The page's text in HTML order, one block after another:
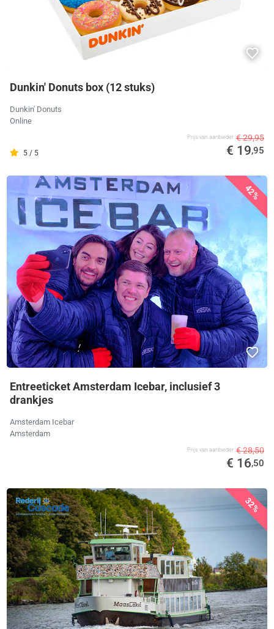
Dunkin' Donuts box (12 stuks)
Dunkin' Donuts
Online
5 / 5
Prijs van aanbieder € 29,95
€ 19,95
42%
Entreeticket Amsterdam Icebar, inclusief 3
drankjes
Amsterdam Icebar
Amsterdam
Prijs van aanbieder € 28,50
€ 16,50
32%